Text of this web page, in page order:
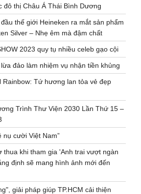
đô thị Châu Á Thái Bình Dương
thế giới Heineken ra mắt sản phẩm
Silver – Nhẹ êm mà đậm chất
2023 quy tụ nhiều celeb gạo cội
đảo làm nhiệm vụ nhận tiền khủng
Rainbow: Tứ hương lan tỏa vẻ đẹp
Trình Thư Viện 2030 Lần Thứ 15 –
nụ cười Việt Nam”
thua khi tham gia 'Anh trai vượt ngàn
định sẽ mang hình ảnh mới đến
giải pháp giúp TP.HCM cải thiện